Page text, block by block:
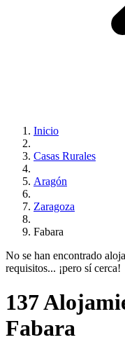
Inicio
Casas Rurales
Aragón
Zaragoza
Fabara
No se han encontrado
requisitos... ¡pero sí cerca!
137
Fabara